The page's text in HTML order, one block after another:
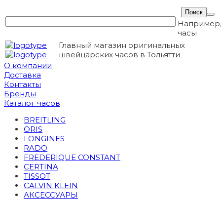
Например,
часы
Главный магазин оригинальных
швейцарских часов в Тольятти
О компании
Доставка
Контакты
Бренды
Каталог часов
BREITLING
ORIS
LONGINES
RADO
FREDERIQUE CONSTANT
CERTINA
TISSOT
CALVIN KLEIN
АКСЕССУАРЫ